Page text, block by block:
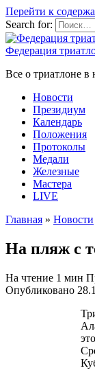
Перейти к
Search for:
Федерация
Все о триатлоне в
Новости
Президиум
Календарь
Положения
Протоколы
Медали
Железные
Мастера
LIVE
Главная » Новости
На пляж с
На чтение 1 мин
Опубликовано